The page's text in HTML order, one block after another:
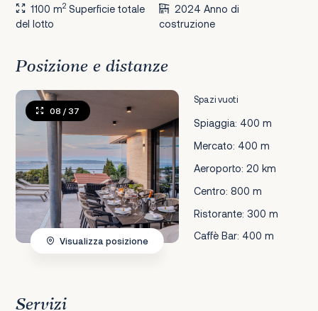
1100 m2 Superficie totale
del lotto
2024 Anno di
costruzione
Posizione e distanze
Spazi vuoti
Spiaggia: 400 m
Mercato: 400 m
Aeroporto: 20 km
Centro: 800 m
Ristorante: 300 m
Caffè Bar: 400 m
08 / 37
Visualizza posizione
Servizi